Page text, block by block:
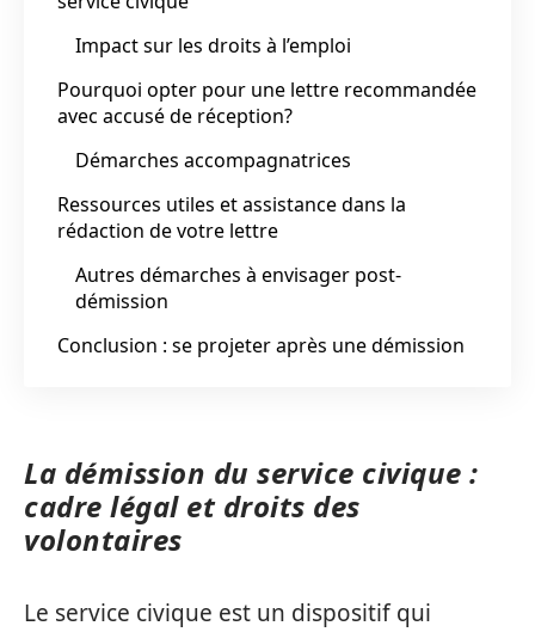
Impact sur les droits à l’emploi
Pourquoi opter pour une lettre recommandée
avec accusé de réception?
Démarches accompagnatrices
Ressources utiles et assistance dans la
rédaction de votre lettre
Autres démarches à envisager post-
démission
Conclusion : se projeter après une démission
La démission du service civique :
cadre légal et droits des
volontaires
Le service civique est un dispositif qui